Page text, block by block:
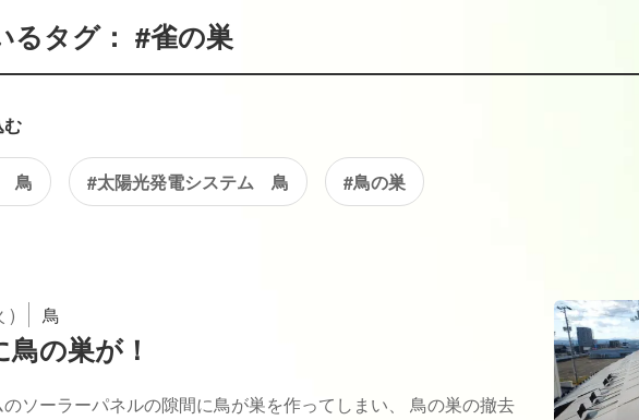
るタグ： #雀の巣
む
鳥 #太陽光発電システム 鳥 #鳥の巣
) 鳥
の巣が！
ソーラーパネルの隙間に鳥が巣を作ってしまい、 鳥の巣の撤去